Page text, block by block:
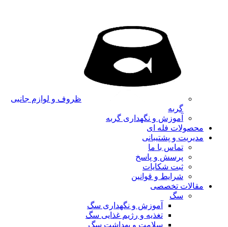
ظروف و لوازم جانبی
گربه
آموزش و نگهداری گربه
محصولات فله ای
مدیریت و پشتیبانی
تماس با ما
پرسش و پاسخ
ثبت شکایات
شرایط و قوانین
مقالات تخصصی
سگ
آموزش و نگهداری سگ
تغذیه و رژیم غذایی سگ
سلامت و بهداشت سگ